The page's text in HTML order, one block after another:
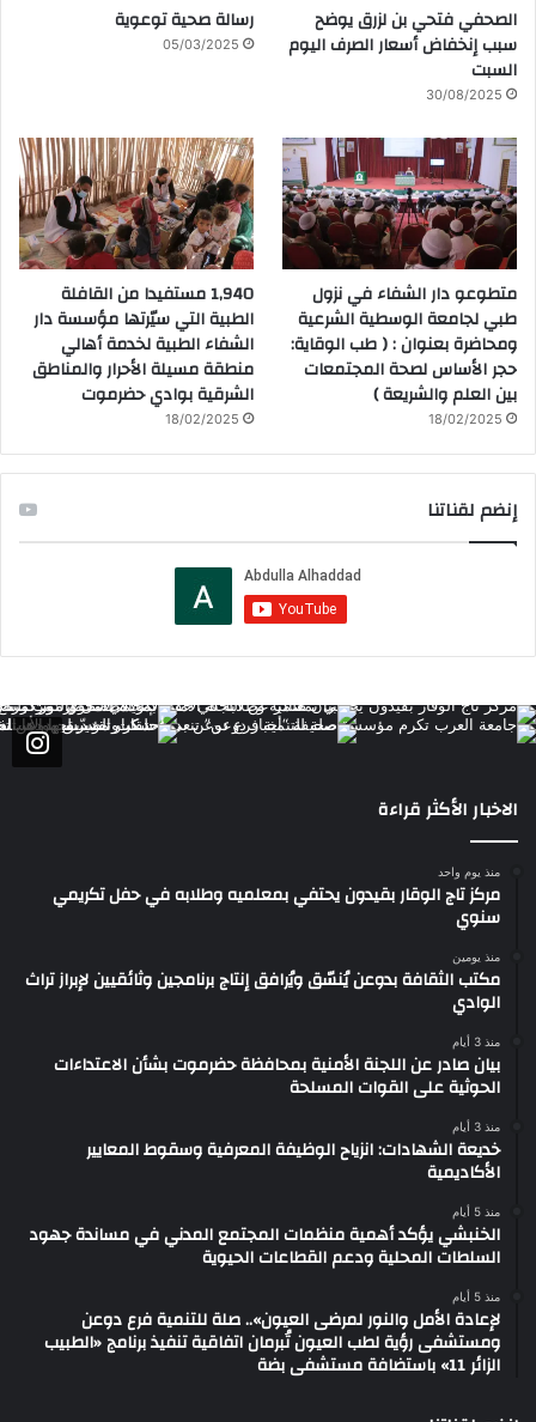
الصحفي فتحي بن لزرق يوضح
سبب إنخفاض أسعار الصرف اليوم
السبت
30/08/2025
رسالة صحية توعوية
05/03/2025
متطوعو دار الشفاء في نزول
طبي لجامعة الوسطية الشرعية
ومحاضرة بعنوان : ( طب الوقاية:
حجر الأساس لصحة المجتمعات
بين العلم والشريعة )
18/02/2025
1,940 مستفيدا من القافلة
الطبية التي سيّرتها مؤسسة دار
الشفاء الطبية لخدمة أهالي
منطقة مسيلة الأحرار والمناطق
الشرقية بوادي حضرموت
18/02/2025
إنضم لقناتنا
الاخبار الأكثر قراءة
منذ يوم واحد
مركز تاج الوقار بقيدون يحتفي بمعلميه وطلابه في حفل تكريمي
سنوي
منذ يومين
مكتب الثقافة بدوعن يُنسّق ويُرافق إنتاج برنامجين وثائقيين لإبراز تراث
الوادي
منذ 3 أيام
بيان صادر عن اللجنة الأمنية بمحافظة حضرموت بشأن الاعتداءات
الحوثية على القوات المسلحة
منذ 3 أيام
خديعة الشهادات: انزياح الوظيفة المعرفية وسقوط المعايير
الأكاديمية
منذ 5 أيام
الخنبشي يؤكد أهمية منظمات المجتمع المدني في مساندة جهود
السلطات المحلية ودعم القطاعات الحيوية
منذ 5 أيام
لإعادة الأمل والنور لمرضى العيون».. صلة للتنمية فرع دوعن
ومستشفى رؤية لطب العيون تُبرمان اتفاقية تنفيذ برنامج «الطبيب
الزائر 11» باستضافة مستشفى بضة